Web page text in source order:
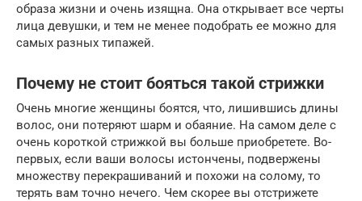
образа жизни и очень изящна. Она открывает все черты
лица девушки, и тем не менее подобрать ее можно для
самых разных типажей.
Почему не стоит бояться такой стрижки
Очень многие женщины боятся, что, лишившись длины
волос, они потеряют шарм и обаяние. На самом деле с
очень короткой стрижкой вы больше приобретете. Во-
первых, если ваши волосы истончены, подвержены
множеству перекрашиваний и похожи на солому, то
терять вам точно нечего. Чем скорее вы отстрижете